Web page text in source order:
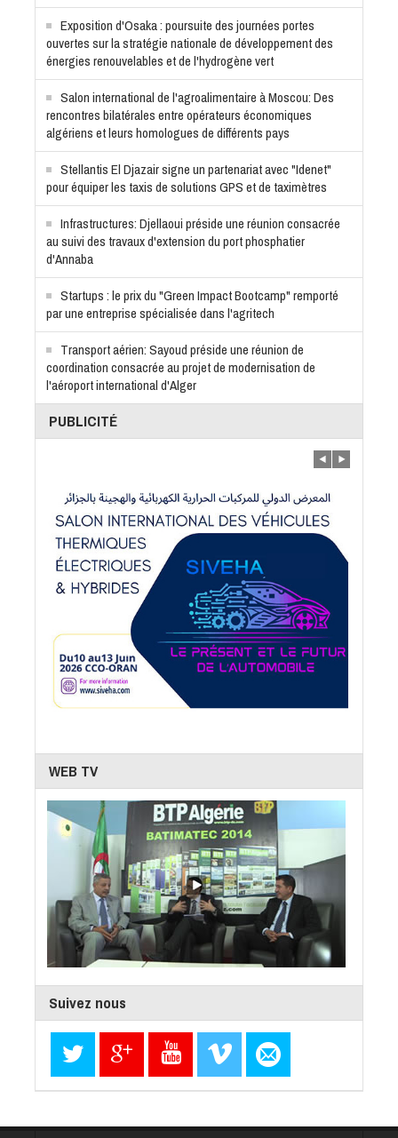
Exposition d'Osaka : poursuite des journées portes
ouvertes sur la stratégie nationale de développement des
énergies renouvelables et de l'hydrogène vert
Salon international de l'agroalimentaire à Moscou: Des
rencontres bilatérales entre opérateurs économiques
algériens et leurs homologues de différents pays
Stellantis El Djazair signe un partenariat avec "Idenet"
pour équiper les taxis de solutions GPS et de taximètres
Infrastructures: Djellaoui préside une réunion consacrée
au suivi des travaux d'extension du port phosphatier
d'Annaba
Startups : le prix du "Green Impact Bootcamp" remporté
par une entreprise spécialisée dans l'agritech
Transport aérien: Sayoud préside une réunion de
coordination consacrée au projet de modernisation de
l'aéroport international d'Alger
PUBLICITÉ
WEB TV
Suivez nous